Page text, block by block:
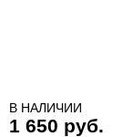
В НАЛИЧИИ
1 650 руб.